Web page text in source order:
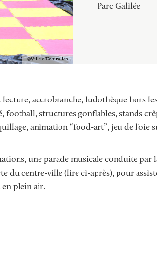
VILLE ENGAGÉE
PETITE ENFANCE
BALADES ET
RANDONNÉES
Copyright
Ville d'Echirolles
Parc Galilée
lecture, accrobranche, ludothèque hors
football, structures gonflables, stands
animation “food-art”, jeu de l'oie
une parade musicale conduite par
du centre-ville (lire ci-après), pour
en plein air.